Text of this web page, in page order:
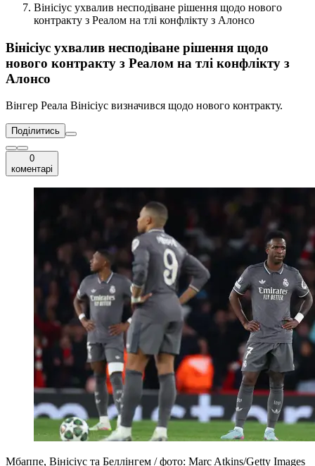
Вінісіус ухвалив несподіване рішення щодо нового
контракту з Реалом на тлі конфлікту з Алонсо
Вінісіус ухвалив несподіване рішення щодо
нового контракту з Реалом на тлі конфлікту з
Алонсо
Вінгер Реала Вінісіус визначився щодо нового контракту.
Поділитись
0
коментарі
Мбаппе, Вінісіус та Беллінгем / фото: Marc Atkins/Getty Images